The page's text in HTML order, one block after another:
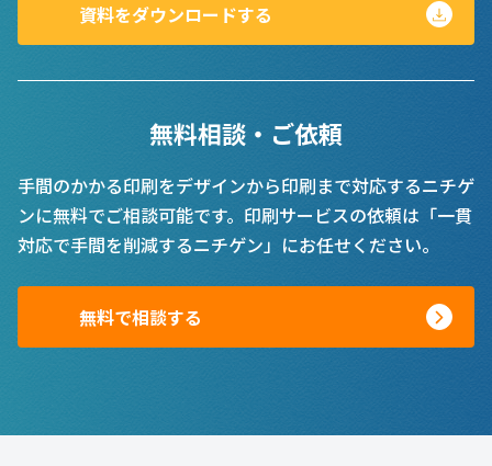
資料をダウンロードする
無料相談・ご依頼
手間のかかる印刷をデザインから印刷まで対応するニチゲ
ンに無料でご相談可能です。印刷サービスの依頼は「一貫
対応で手間を削減するニチゲン」にお任せください。
無料で相談する